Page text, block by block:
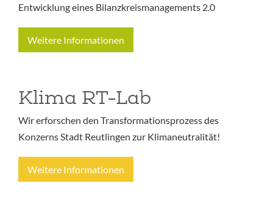
Entwicklung eines Bilanzkreismanagements 2.0
Weitere Informationen
Klima RT-Lab
Wir erforschen den Transformationsprozess des
Konzerns Stadt Reutlingen zur Klimaneutralität!
Weitere Informationen